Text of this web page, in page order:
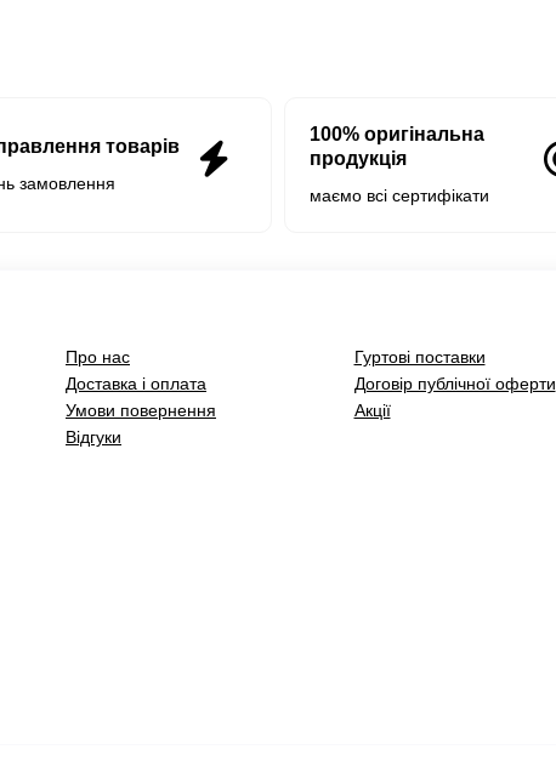
товарів
замовлення
100% оригінальна
продукція
маємо всі сертифікати
Про нас
Доставка і оплата
Умови повернення
Відгуки
Гуртові поставки
Договір публічної оферти
Акції